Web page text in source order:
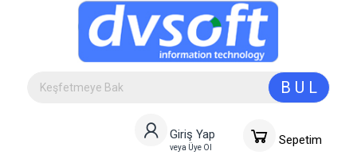
B U L
Giriş Yap
veya Üye Ol
Sepetim